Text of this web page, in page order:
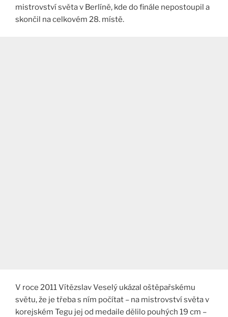
mistrovství světa v Berlíně, kde do finále nepostoupil a
skončil na celkovém 28. místě.
V roce 2011 Vítězslav Veselý ukázal oštěpařskému
světu, že je třeba s ním počítat – na mistrovství světa v
korejském Tegu jej od medaile dělilo pouhých 19 cm –